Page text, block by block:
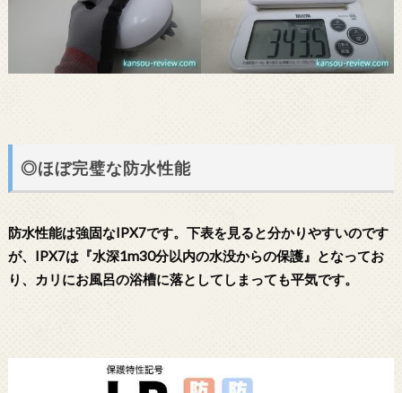
◎ほぼ完璧な防水性能
防水性能は強固なIPX7です。下表を見ると分かりやすいのです
が、IPX7は『水深1m30分以内の水没からの保護』となってお
り、カリにお風呂の浴槽に落としてしまっても平気です。